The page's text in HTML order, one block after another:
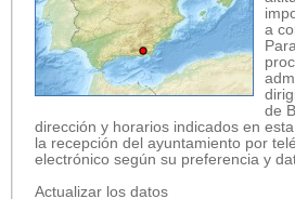
a
de
dirección y horarios indicados en
la recepción del ayuntamiento por
electrónico según su preferencia y
Actualizar los datos